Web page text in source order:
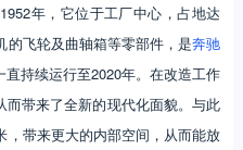
年，它位于工厂中心，占地达
的飞轮及曲轴箱等零部件，是奔驰
持续运行至2020年。在改造工作
带来了全新的现代化面貌。与此
，带来更大的内部空间，从而能放